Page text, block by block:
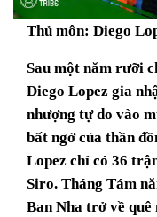
Thủ môn: Diego
Sau một năm rưỡi
Diego Lopez gia
nhượng tự do vào
bất ngờ của thần
Lopez chỉ có 36
Siro. Tháng Tám
Ban Nha trở về quê